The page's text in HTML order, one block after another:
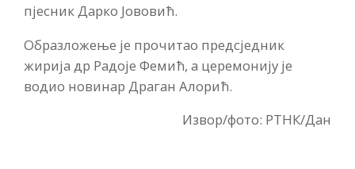
пјесник Дарко Јововић.
Образложење је прочитао предсједник
жирија др Радоје Фемић, а церемонију је
водио новинар Драган Алорић.
Извор/фото: РТНК/Дан